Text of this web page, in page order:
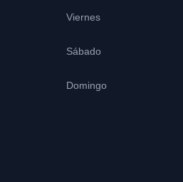
Viernes
Sábado
Domingo